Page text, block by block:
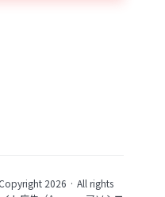
2026 · All rights